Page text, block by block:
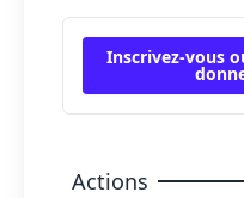
Inscrivez-vous
Actions